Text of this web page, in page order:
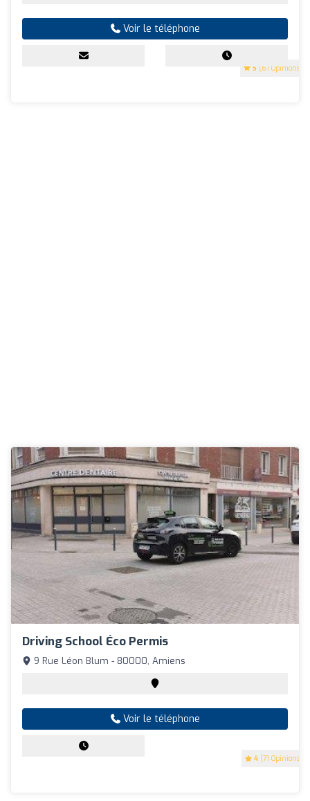
5 (61 Opinions)
Voir le téléphone
Driving School Éco Permis
4 (71 Opinions)
9 Rue Léon Blum - 80000, Amiens
Voir le téléphone